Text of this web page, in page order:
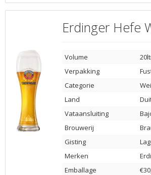
Erdinger Hefe
Volume
Verpakking
Categorie
Land
Vataansluiting
Brouwerij
Gisting
Merken
Emballage